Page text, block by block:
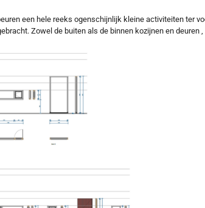
een hele reeks ogenschijnlijk kleine activiteiten ter
Zowel de buiten als de binnen kozijnen en deuren